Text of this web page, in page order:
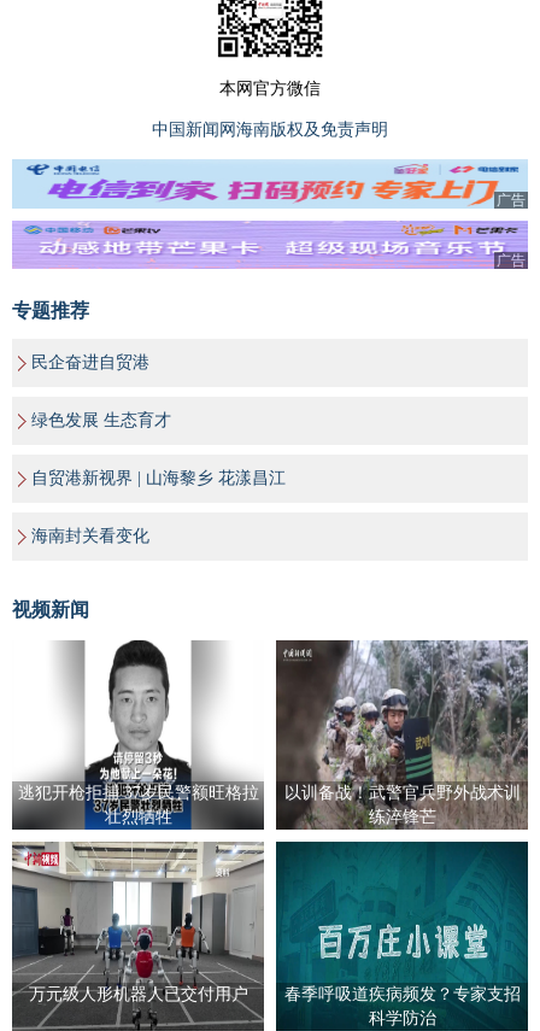
本网官方微信
中国新闻网海南版权及免责声明
广告
广告
专题推荐
民企奋进自贸港
绿色发展 生态育才
自贸港新视界 | 山海黎乡 花漾昌江
海南封关看变化
视频新闻
逃犯开枪拒捕 37岁民警额旺格拉
壮烈牺牲
以训备战！武警官兵野外战术训
练淬锋芒
万元级人形机器人已交付用户
春季呼吸道疾病频发？专家支招
科学防治